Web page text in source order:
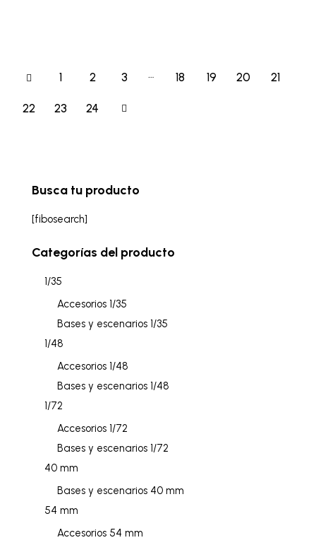
1 2 3 … 18 19 20 21
22 23 24
→
Busca tu producto
[fibosearch]
Categorías del producto
1/35
Accesorios 1/35
Bases y escenarios 1/35
1/48
Accesorios 1/48
Bases y escenarios 1/48
1/72
Accesorios 1/72
Bases y escenarios 1/72
40 mm
Bases y escenarios 40 mm
54 mm
Accesorios 54 mm